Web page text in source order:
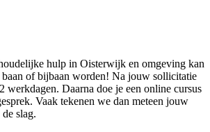
hulp in Oisterwijk en omgeving kan
of bijbaan worden! Na jouw sollicitatie
werkdagen. Daarna doe je een online cursus
Vaak tekenen we dan meteen jouw
slag.